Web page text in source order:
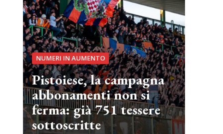
NUMERI IN AUMENTO
Pistoiese, la campagna
abbonamenti non si
ferma: già 751 tessere
sottoscritte